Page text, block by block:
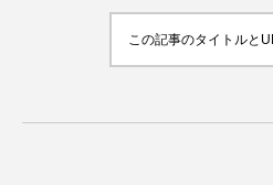
この記事のタイトルと